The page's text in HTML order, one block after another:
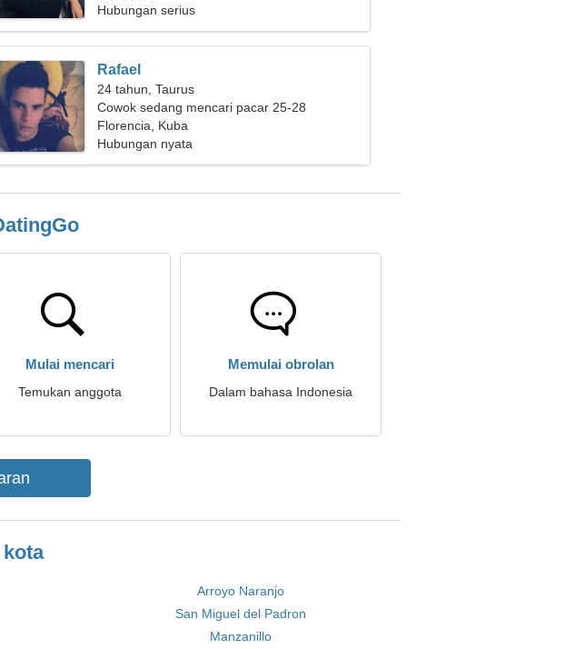
Hubungan serius
Rafael
24 tahun, Taurus
Cowok sedang mencari pacar 25-28
Florencia, Kuba
Hubungan nyata
Mulai mencari
Temukan anggota
Memulai obrolan
Dalam bahasa Indonesia
kota
Arroyo Naranjo
San Miguel del Padron
Manzanillo